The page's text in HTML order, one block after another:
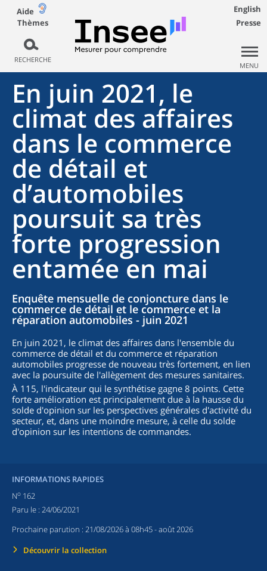
Aide
Thèmes
RECHERCHE
English
Presse
MENU
En juin 2021, le
climat des affaires
dans le commerce
de détail et
d’automobiles
poursuit sa très
forte progression
entamée en mai
Enquête mensuelle de conjoncture dans le
commerce de détail et le commerce et la
réparation automobiles - juin 2021
En juin 2021, le climat des affaires dans l'ensemble du
commerce de détail et du commerce et réparation
automobiles progresse de nouveau très fortement, en lien
avec la poursuite de l'allègement des mesures sanitaires.
À 115, l'indicateur qui le synthétise gagne 8 points. Cette
forte amélioration est principalement due à la hausse du
solde d'opinion sur les perspectives générales d'activité du
secteur, et, dans une moindre mesure, à celle du solde
d'opinion sur les intentions de commandes.
INFORMATIONS RAPIDES
No 162
Paru le : 24/06/2021
Prochaine parution : 21/08/2026 à 08h45- août 2026
Découvrir la collection